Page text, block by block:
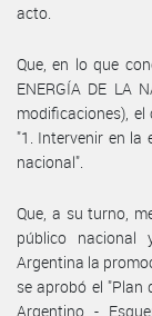
acto.
Que, en lo que
ENERGÍA DE LA
modificaciones),
"1. Intervenir en la
nacional".
Que, a su turno,
público nacional
Argentina la
se aprobó el "Plan
Argentino -